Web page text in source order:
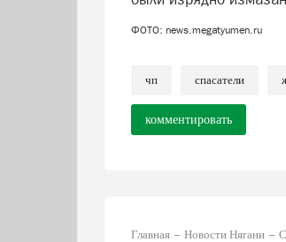
ФОТО: news.megatyumen.ru
чп спасатели
комментировать
Главная Новости Нягани